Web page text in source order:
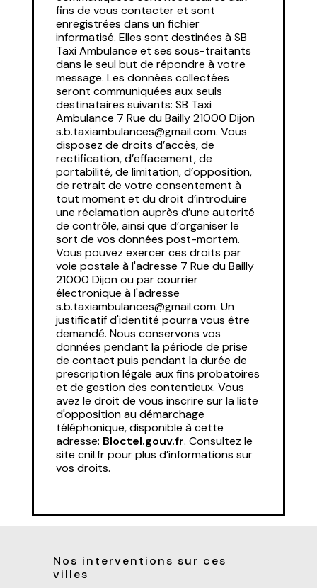
fins de vous contacter et sont
enregistrées dans un fichier
informatisé. Elles sont destinées à SB
Taxi Ambulance et ses sous-traitants
dans le seul but de répondre à votre
message. Les données collectées
seront communiquées aux seuls
destinataires suivants: SB Taxi
Ambulance 7 Rue du Bailly 21000 Dijon
s.b.taxiambulances@gmail.com. Vous
disposez de droits d’accès, de
rectification, d’effacement, de
portabilité, de limitation, d’opposition,
de retrait de votre consentement à
tout moment et du droit d’introduire
une réclamation auprès d’une autorité
de contrôle, ainsi que d’organiser le
sort de vos données post-mortem.
Vous pouvez exercer ces droits par
voie postale à l'adresse 7 Rue du Bailly
21000 Dijon ou par courrier
électronique à l'adresse
s.b.taxiambulances@gmail.com. Un
justificatif d'identité pourra vous être
demandé. Nous conservons vos
données pendant la période de prise
de contact puis pendant la durée de
prescription légale aux fins probatoires
et de gestion des contentieux. Vous
avez le droit de vous inscrire sur la liste
d'opposition au démarchage
téléphonique, disponible à cette
adresse: Bloctel.gouv.fr. Consultez le
site cnil.fr pour plus d’informations sur
vos droits.
Nos interventions sur ces
villes